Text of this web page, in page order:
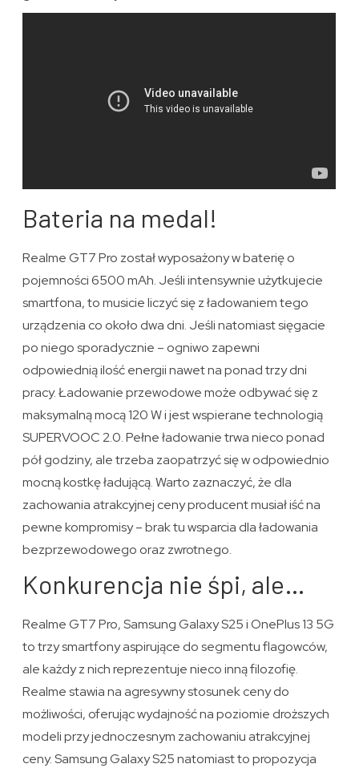
Bateria na medal!
Realme GT7 Pro został wyposażony w baterię o
pojemności 6500 mAh. Jeśli intensywnie użytkujecie
smartfona, to musicie liczyć się z ładowaniem tego
urządzenia co około dwa dni. Jeśli natomiast sięgacie
po niego sporadycznie – ogniwo zapewni
odpowiednią ilość energii nawet na ponad trzy dni
pracy. Ładowanie przewodowe może odbywać się z
maksymalną mocą 120 W i jest wspierane technologią
SUPERVOOC 2.0. Pełne ładowanie trwa nieco ponad
pół godziny, ale trzeba zaopatrzyć się w odpowiednio
mocną kostkę ładującą. Warto zaznaczyć, że dla
zachowania atrakcyjnej ceny producent musiał iść na
pewne kompromisy – brak tu wsparcia dla ładowania
bezprzewodowego oraz zwrotnego.
Konkurencja nie śpi, ale…
Realme GT7 Pro, Samsung Galaxy S25 i OnePlus 13 5G
to trzy smartfony aspirujące do segmentu flagowców,
ale każdy z nich reprezentuje nieco inną filozofię.
Realme stawia na agresywny stosunek ceny do
możliwości, oferując wydajność na poziomie droższych
modeli przy jednoczesnym zachowaniu atrakcyjnej
ceny. Samsung Galaxy S25 natomiast to propozycja